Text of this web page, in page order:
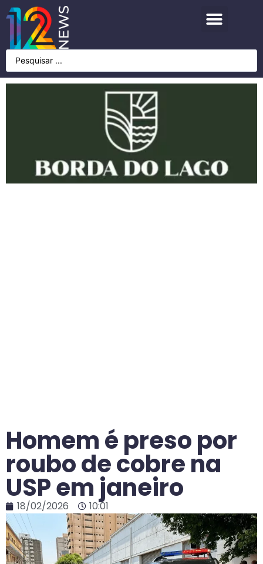
Homem é preso por
roubo de cobre na
USP em janeiro
18/02/2026 10:01